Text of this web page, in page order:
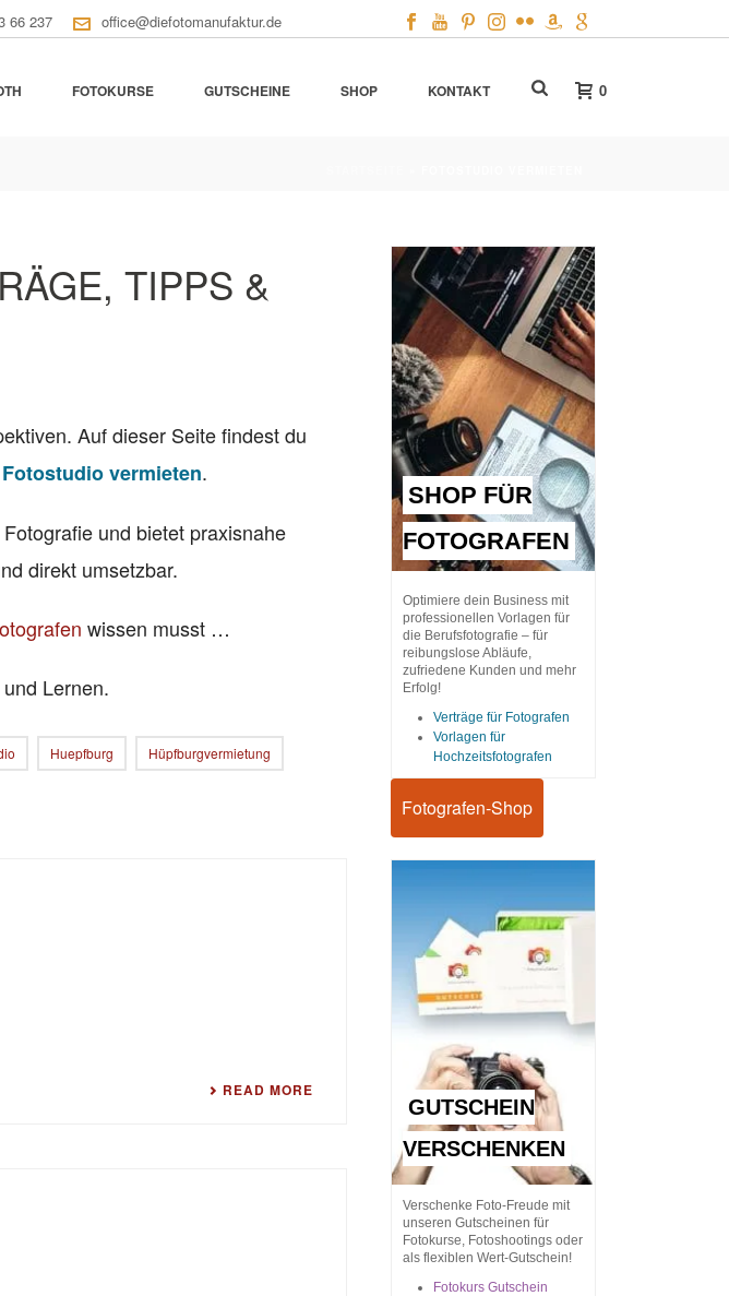
66 237 office@diefotomanufaktur.de
FOTOKURSE GUTSCHEINE SHOP KONTAKT 0
TIPPS &
Auf dieser Seite findest du
Fotostudio vermieten.
und bietet praxisnahe
direkt umsetzbar.
wissen musst …
Lernen.
Huepfburg Hüpfburgvermietung
READ MORE
SHOP FÜR
FOTOGRAFEN
Optimiere dein Business mit
professionellen Vorlagen für
die Berufsfotografie – für
reibungslose Abläufe,
zufriedene Kunden und mehr
Erfolg!
Verträge für Fotografen
Vorlagen für
Hochzeitsfotografen
Fotografen-Shop
GUTSCHEIN
VERSCHENKEN
Verschenke Foto-Freude mit
unseren Gutscheinen für
Fotokurse, Fotoshootings oder
als flexiblen Wert-Gutschein!
Fotokurs Gutschein